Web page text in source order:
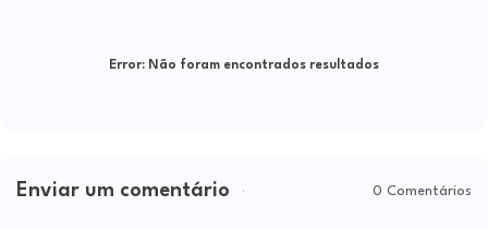
Error: Não foram encontrados resultados
Enviar um comentário 0 Comentários